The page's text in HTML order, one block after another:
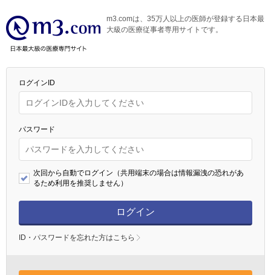
m3.comは、35万人以上の医師が登録する日本最
大級の医療従事者専用サイトです。
ログインID
パスワード
次回から自動でログイン（共用端末の場合は情報漏洩の恐れがあ
るため利用を推奨しません）
ログイン
ID・パスワードを忘れた方はこちら